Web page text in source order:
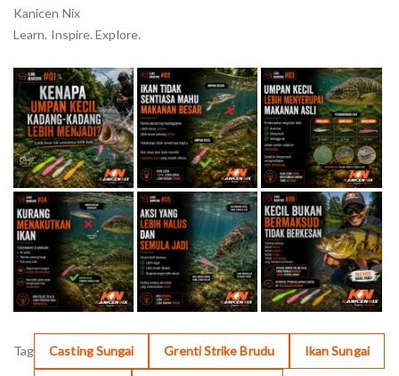
Kanicen Nix
Learn. Inspire. Explore.
Tag Casting Sungai Grenti Strike Brudu Ikan Sungai